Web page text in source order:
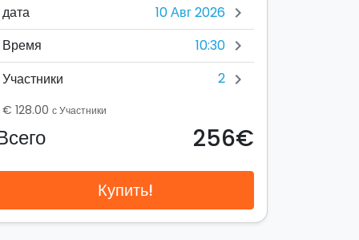
дата chevron_right
Время 10:30 chevron_right
Участники 2 chevron_right
€ 128.00 с Участники
256€
Купить!